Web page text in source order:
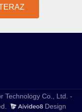
Technology Co., Ltd. -
Design